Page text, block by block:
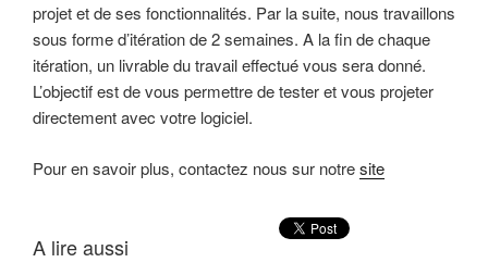
projet et de ses fonctionnalités. Par la suite, nous travaillons
sous forme d’itération de 2 semaines. A la fin de chaque
itération, un livrable du travail effectué vous sera donné.
L’objectif est de vous permettre de tester et vous projeter
directement avec votre logiciel.
Pour en savoir plus, contactez nous sur notresite
A lire aussi